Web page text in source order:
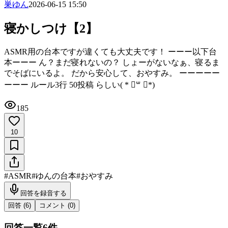
巣ゆん2026-06-15 15:50
寝かしつけ【2】
ASMR用の台本ですが違くても大丈夫です！ ーーー以下台
本ーーー ん？まだ寝れないの？ しょーがないなぁ、寝るま
でそばにいるよ。 だから安心して、おやすみ。 ーーーーー
ーーー ルール3行 50投稿 らしい( * ॑꒳ ॑*)
185
10
#ASMR#ゆんの台本#おやすみ
回答を録音する
回答 (6) コメント (0)